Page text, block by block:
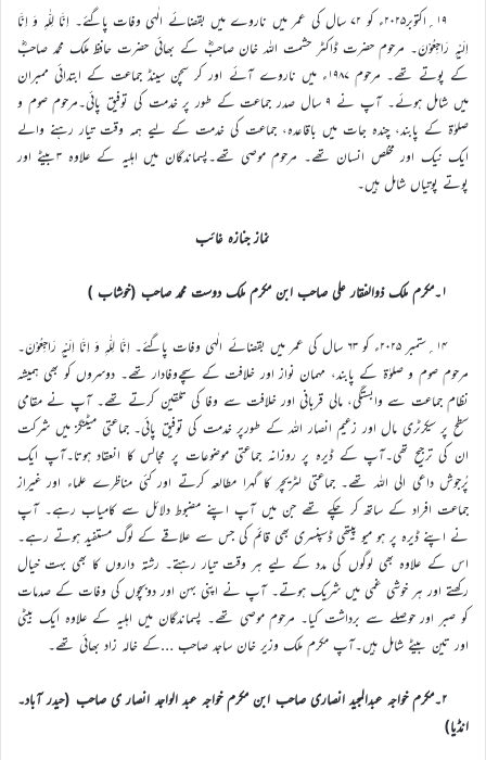
۱۹؍اکتوبر۲۰۲۵ء کو ۷۲ سال کی عمر میں ناروے میں بقضائے الٰہی وفات پاگئے۔ اِنَّا لِلّٰہِ وَ اِنَّا
اِلَیْہِ رَاجِعُوْنَ۔ مرحوم حضرت ڈاکٹر حشمت اللہ خان صاحبؓ کے بھائی حضرت حافظ ملک محمد صاحبؓ
کے پوتے تھے۔ مرحوم ۱۹۸۷ء میں ناروے آئے اور کر سچن سینڈ جماعت کے ابتدائی ممبران
میں شامل ہوئے۔ آپ نے ۹ سال صدر جماعت کے طور پر خدمت کی توفیق پائی۔مرحوم صوم و
صلوٰۃ کے پابند، چندہ جات میں باقاعدہ، جماعت کی خدمت کے لیے ہمہ وقت تیار رہنے والے
ایک نیک اور مخلص انسان تھے۔ مرحوم موصی تھے۔پسماندگان میں اہلیہ کے علاوہ ۳بیٹے اور
پوتے پوتیاں شامل ہیں۔
نماز جنازہ غائب
۱۔مکرم ملک ذوالفقار علی صاحب ابن مکرم ملک دوست محمد صاحب (خوشاب )
۱۴؍ستمبر ۲۰۲۵ء کو ۶۳ سال کی عمر میں بقضائے الٰہی وفات پاگئے۔ اِنَّا لِلّٰہِ وَ اِنَّا اِلَیْہِ رَاجِعُوْنَ۔
مرحوم صوم و صلوٰۃ کے پابند، مہمان نواز اور خلافت کے سچےوفادار تھے۔ دوسروں کو بھی ہمیشہ
نظام جماعت سے وابستگی، مالی قربانی اور خلافت سے وفا کی تلقین کرتے تھے۔ آپ نے مقامی
سطح پر سیکرٹری مال اور زعیم انصار اللہ کے طورپر خدمت کی توفیق پائی۔ جماعتی میٹنگز میں شرکت
ان کی ترجیح تھی۔آپ کے ڈیرہ پر روزانہ جماعتی موضوعات پر مجالس کا انعقاد ہوتا۔آپ ایک
پُرجوش داعی الی اللہ تھے۔ جماعتی لٹریچر کا گہرا مطالعہ کرتے اور کئی مناظرے علماء اور غیراز
جماعت افراد کے ساتھ کر چکے تھے جن میں آپ اپنے مضبوط دلائل سے کامیاب رہے۔ آپ
نے اپنے ڈیرہ پر ہو میو پیتھی ڈسپنسری بھی قائم کی جس سے علاقے کے لوگ مستفید ہوتے رہے۔
اس کے علاوہ بھی لوگوں کی مدد کے لیے ہر وقت تیار رہتے۔ رشتہ داروں کا بھی بہت خیال
رکھتے اور ہر خوشی غمی میں شریک ہوتے۔ آپ نے اپنی بہن اور دوبچوں کی وفات کے صدمات
کو صبر اور حوصلے سے برداشت کیا۔ مرحوم موصی تھے۔ پسماندگان میں اہلیہ کے علاوہ ایک بیٹی
اور تین بیٹے شامل ہیں۔آپ مکرم ملک وزیر خان ساجد صاحب …کے خالہ زاد بھائی تھے۔
۲۔مکرم خواجہ عبدالمجید انصاری صاحب ابن مکرم خواجہ عبد الواجد انصار ی صاحب (حیدر آباد۔
انڈیا)